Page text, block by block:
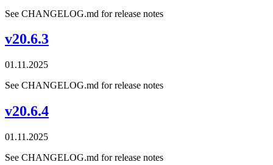
See CHANGELOG.md for release notes
v20.6.3
01.11.2025
See CHANGELOG.md for release notes
v20.6.4
01.11.2025
See CHANGELOG.md for release notes